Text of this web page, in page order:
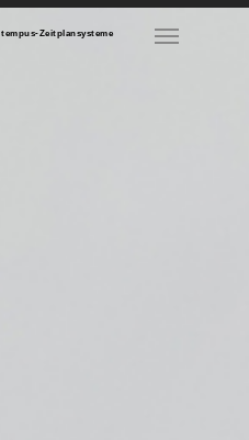
tempus-Zeitplansysteme